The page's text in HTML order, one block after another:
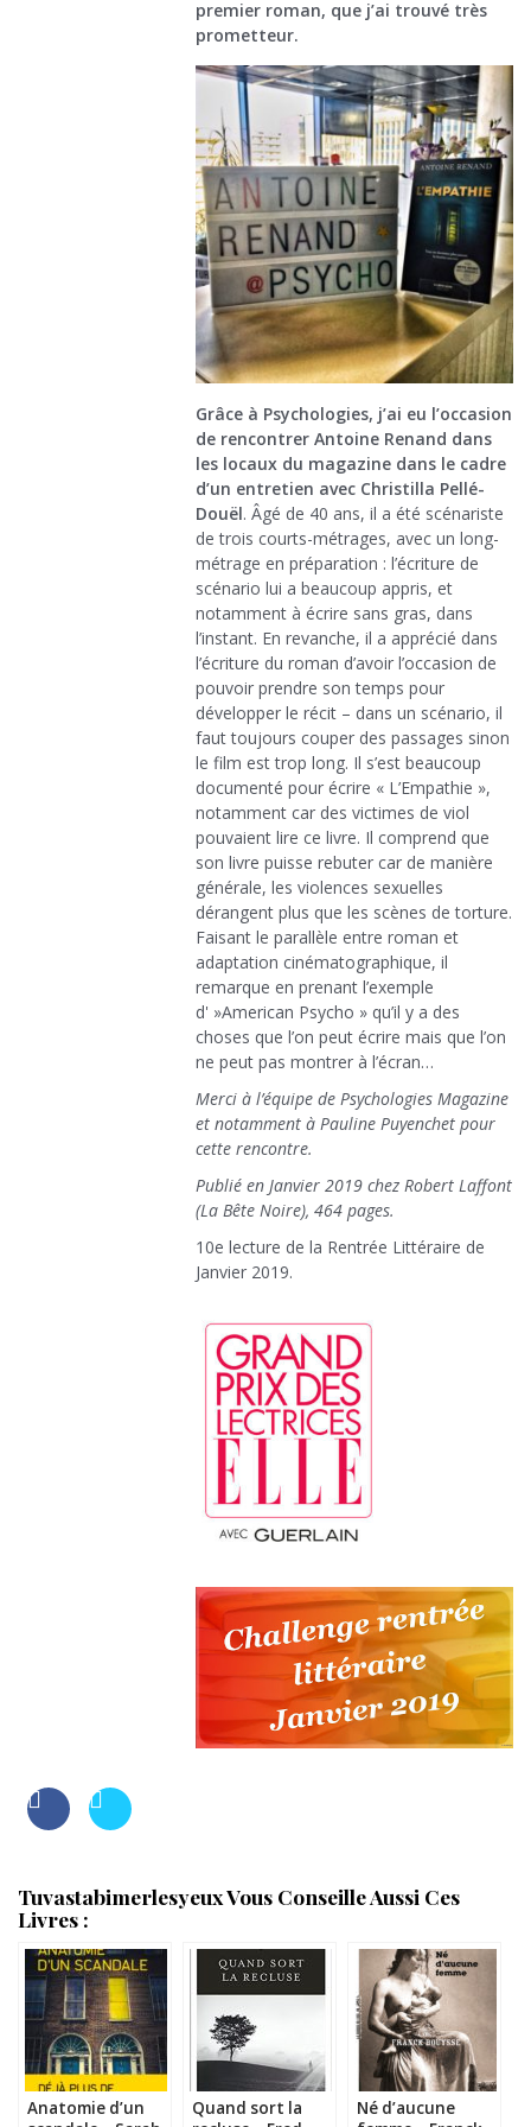
premier roman, que j’ai trouvé très
prometteur.
Grâce à Psychologies, j’ai eu l’occasion
de rencontrer Antoine Renand dans
les locaux du magazine dans le cadre
d’un entretien avec Christilla Pellé-
Douël. Âgé de 40 ans, il a été scénariste
de trois courts-métrages, avec un long-
métrage en préparation : l’écriture de
scénario lui a beaucoup appris, et
notamment à écrire sans gras, dans
l’instant. En revanche, il a apprécié dans
l’écriture du roman d’avoir l’occasion de
pouvoir prendre son temps pour
développer le récit – dans un scénario, il
faut toujours couper des passages sinon
le film est trop long. Il s’est beaucoup
documenté pour écrire « L’Empathie »,
notamment car des victimes de viol
pouvaient lire ce livre. Il comprend que
son livre puisse rebuter car de manière
générale, les violences sexuelles
dérangent plus que les scènes de torture.
Faisant le parallèle entre roman et
adaptation cinématographique, il
remarque en prenant l’exemple
d' »American Psycho » qu’il y a des
choses que l’on peut écrire mais que l’on
ne peut pas montrer à l’écran…
Merci à l’équipe de Psychologies Magazine
et notamment à Pauline Puyenchet pour
cette rencontre.
Publié en Janvier 2019 chez Robert Laffont
(La Bête Noire), 464 pages.
10e lecture de la Rentrée Littéraire de
Janvier 2019.
Tuvastabimerlesyeux Vous Conseille Aussi Ces
Livres :
Anatomie d’un
Quand sort la
Né d’aucune